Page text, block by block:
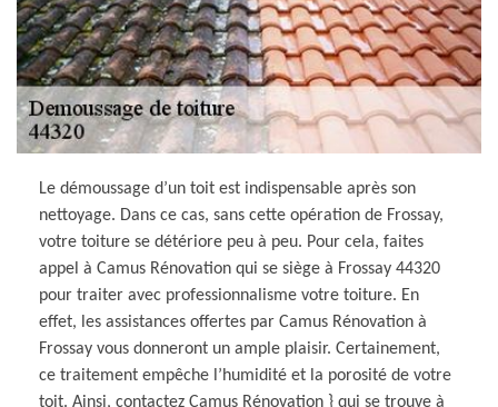
Le démoussage d’un toit est indispensable après son
nettoyage. Dans ce cas, sans cette opération de Frossay,
votre toiture se détériore peu à peu. Pour cela, faites
appel à Camus Rénovation qui se siège à Frossay 44320
pour traiter avec professionnalisme votre toiture. En
effet, les assistances offertes par Camus Rénovation à
Frossay vous donneront un ample plaisir. Certainement,
ce traitement empêche l’humidité et la porosité de votre
toit. Ainsi, contactez Camus Rénovation } qui se trouve à